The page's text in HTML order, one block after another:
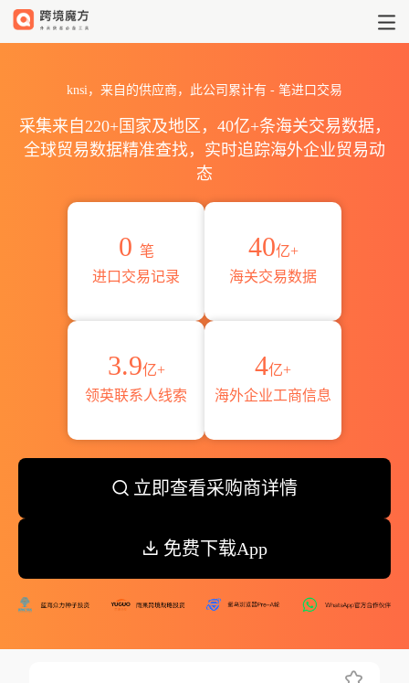
knsi，来自的供应商，此公司累计有 - 笔进口交易
采集来自220+国家及地区，40亿+条海关交易数据，
全球贸易数据精准查找，实时追踪海外企业贸易动
态
0 笔
进口交易记录
40亿+
海关交易数据
3.9亿+
领英联系人线索
4亿+
海外企业工商信息
立即查看采购商详情
免费下载App